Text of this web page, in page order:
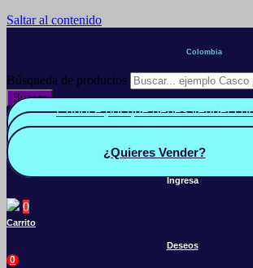
Saltar al contenido
Colombia
Búsqueda de productos
Buscar
Conoce por qué debes vender
Quiero Vender
¿Quieres Vender?
Ingresa
0
Carrito
Deseos
0